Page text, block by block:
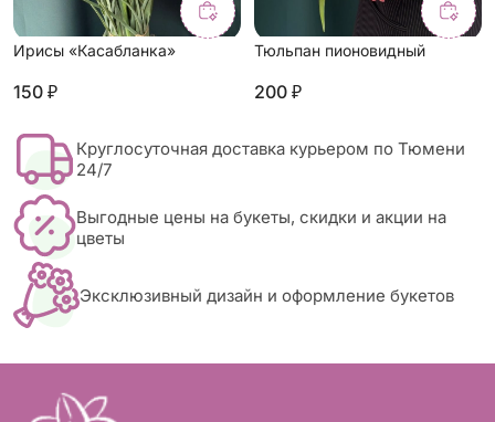
Ирисы «Касабланка»
150 ₽
Тюльпан пионовидный
200 ₽
Круглосуточная доставка курьером по Тюмени
24/7
Выгодные цены на букеты, скидки и акции на
цветы
Эксклюзивный дизайн и оформление букетов